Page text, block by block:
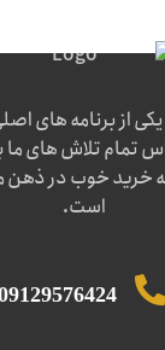
از برنامه های
تمام تلاش های ما
خرید خوب در ذهن
است.